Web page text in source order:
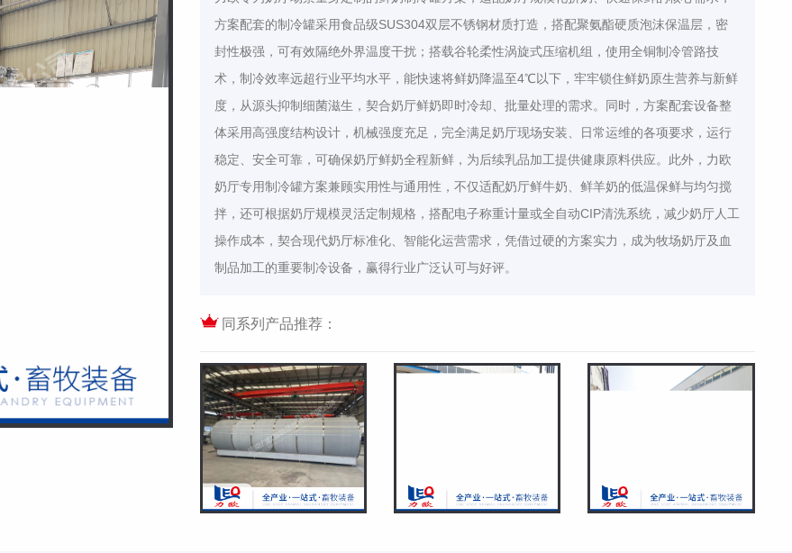
方案配套的制冷罐采用食品级SUS304双层不锈钢材质打造，搭配聚氨酯硬质泡沫保温层，密
封性极强，可有效隔绝外界温度干扰；搭载谷轮柔性涡旋式压缩机组，使用全铜制冷管路技
术，制冷效率远超行业平均水平，能快速将鲜奶降温至4℃以下，牢牢锁住鲜奶原生营养与新鲜
度，从源头抑制细菌滋生，契合奶厅鲜奶即时冷却、批量处理的需求。同时，方案配套设备整
体采用高强度结构设计，机械强度充足，完全满足奶厅现场安装、日常运维的各项要求，运行
稳定、安全可靠，可确保奶厅鲜奶全程新鲜，为后续乳品加工提供健康原料供应。此外，力欧
奶厅专用制冷罐方案兼顾实用性与通用性，不仅适配奶厅鲜牛奶、鲜羊奶的低温保鲜与均匀搅
拌，还可根据奶厅规模灵活定制规格，搭配电子称重计量或全自动CIP清洗系统，减少奶厅人工
操作成本，契合现代奶厅标准化、智能化运营需求，凭借过硬的方案实力，成为牧场奶厅及血
制品加工的重要制冷设备，赢得行业广泛认可与好评。
同系列产品推荐：